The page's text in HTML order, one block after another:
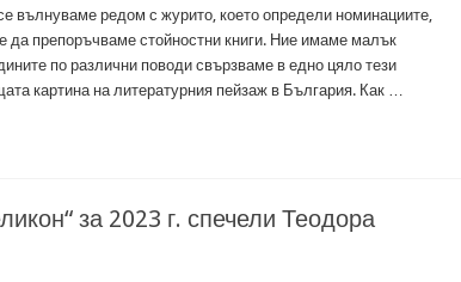
вълнуваме редом с журито, което определи номинациите,
да препоръчваме стойностни книги. Ние имаме малък
по различни поводи свързваме в едно цяло тези
картина на литературния пейзаж в България. Как …
за 2023 г. спечели Теодора